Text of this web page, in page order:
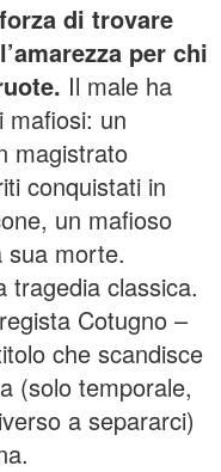
di trovare
per chi
Il male ha
mafiosi: un
magistrato
conquistati in
un mafioso
sua morte.
tragedia classica.
Cotugno –
che scandisce
(solo temporale,
a separarci)